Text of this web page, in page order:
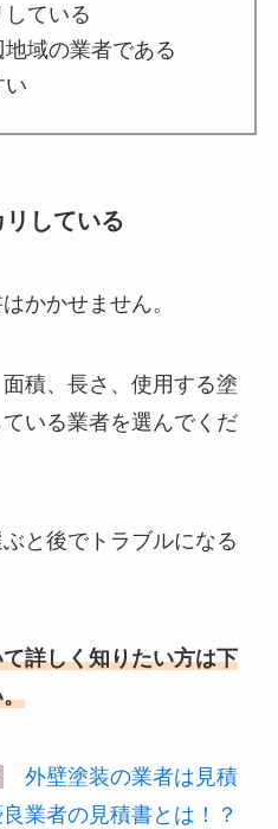
ている
域の業者である
い
している
かかせません。
積、長さ、使用する塗
いる業者を選んでくだ
と後でトラブルになる
詳しく知りたい方は下
外壁塗装の業者は見積
業者の見積書とは！？